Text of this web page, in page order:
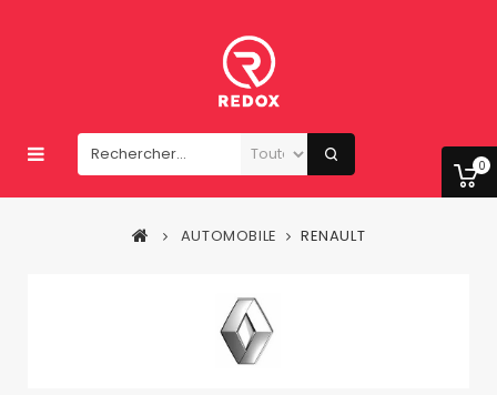
0
AUTOMOBILE RENAULT